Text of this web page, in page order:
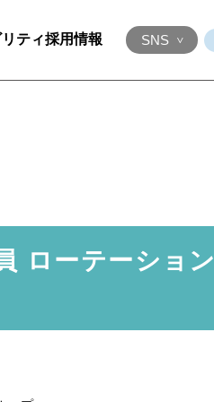
SNS
ティ採用情報
ローテーション